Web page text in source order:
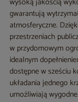
gwarantują
atmosferyczne.
przestrzeniach
w przydomowym
idealnym
dostępne w sześciu
układania jednego
umożliwiają